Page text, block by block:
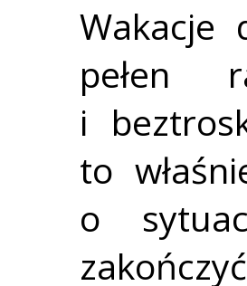
Wakacje
pełen
i
to
o